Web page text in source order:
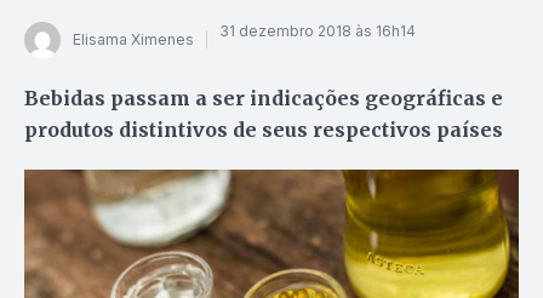
Elisama Ximenes 31 dezembro 2018 às 16h14
Bebidas passam a ser indicações geográficas e
produtos distintivos de seus respectivos países